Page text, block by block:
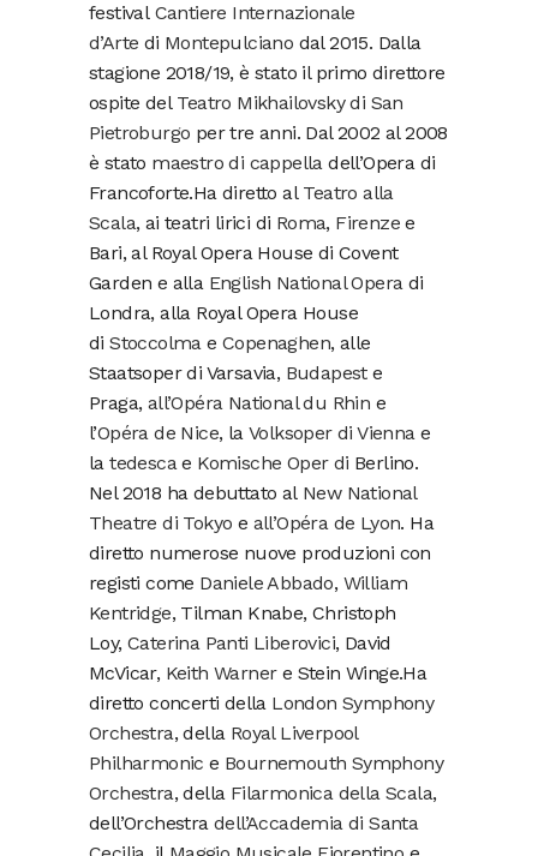
festival Cantiere Internazionale
d’Arte di Montepulciano dal 2015. Dalla
stagione 2018/19, è stato il primo direttore
ospite del Teatro Mikhailovsky di San
Pietroburgo per tre anni. Dal 2002 al 2008
è stato maestro di cappelladell’Opera di
Francoforte.Ha diretto al Teatro alla
Scala, ai teatri lirici di Roma, Firenze e
Bari, al Royal Opera House di Covent
Garden e alla English National Operadi
Londra, alla Royal Opera House
diStoccolmaeCopenaghen, alle
Staatsoper di Varsavia, Budapeste
Praga, all’Opéra National du Rhin e
l’Opéra de Nice, laVolksoper di Viennae
latedescae Komische Oper di Berlino.
Nel 2018 ha debuttato al New National
Theatre di Tokyo e all’Opéra de Lyon. Ha
diretto numerose nuove produzioni con
registi come Daniele Abbado, William
Kentridge, Tilman Knabe, Christoph
Loy, Caterina Panti Liberovici, David
McVicar, Keith Warnere Stein Winge.Ha
diretto concerti della London Symphony
Orchestra, della Royal Liverpool
Philharmonic e Bournemouth Symphony
Orchestra, della Filarmonica della Scala,
dell’Orchestradell’Accademia di Santa